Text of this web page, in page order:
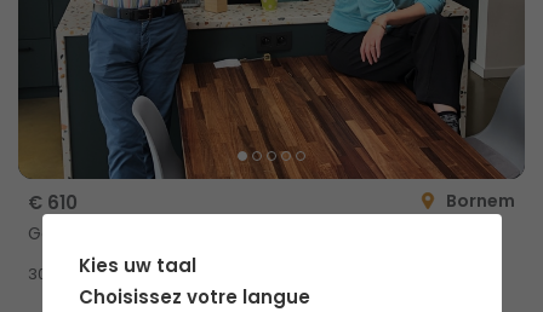
€ 610
Bornem
Gedeelde woning met privé douche
30m
Kies uw taal
Choisissez votre langue